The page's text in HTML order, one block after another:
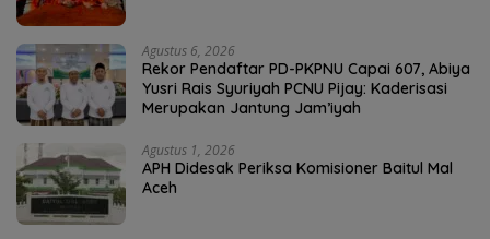
Agustus 6, 2026
Rekor Pendaftar PD-PKPNU Capai 607, Abiya
Yusri Rais Syuriyah PCNU Pijay: Kaderisasi
Merupakan Jantung Jam’iyah
Agustus 1, 2026
APH Didesak Periksa Komisioner Baitul Mal
Aceh